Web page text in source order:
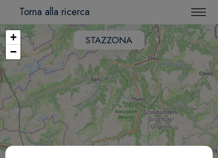
Torna alla ricerca
STAZZONA
+
−